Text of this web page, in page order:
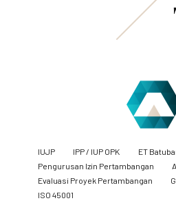
IUJP IPP / IUP OPK ET
Pengurusan Izin Pertambangan
Evaluasi Proyek Pertambangan
ISO 45001